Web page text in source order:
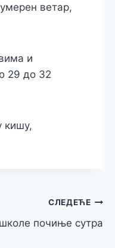
ветар,
и
29 до 32
кишу,
СЛЕДЕЋЕ
почиње сутра